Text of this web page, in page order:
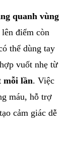
quanh vùng
điểm còn
thể dùng tay
vuốt nhẹ từ
mỗi lần. Việc
máu, hỗ trợ
cảm giác dễ